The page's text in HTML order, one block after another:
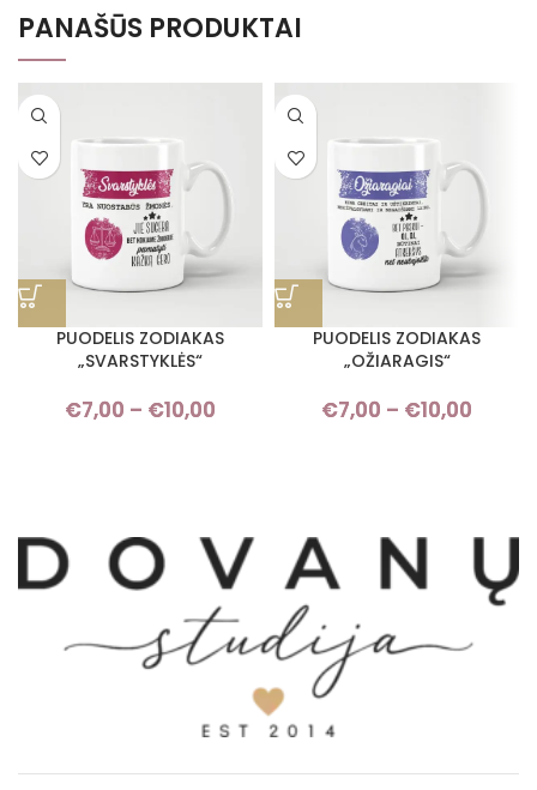
PANAŠŪS PRODUKTAI
PUODELIS ZODIAKAS
„SVARSTYKLĖS“
€7,00 – €10,00
Price range: €7,00 through
PUODELIS ZODIAKAS
„OŽIARAGIS“
€7,00 – €10,00